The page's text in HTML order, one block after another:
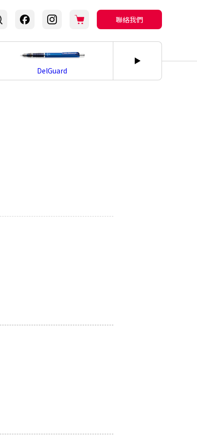
聯絡我們
DelGuard